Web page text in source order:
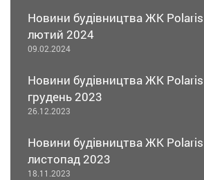
Новини будівництва ЖК
лютий 2024
09.02.2024
Новини будівництва ЖК
грудень 2023
26.12.2023
Новини будівництва ЖК
листопад 2023
18.11.2023